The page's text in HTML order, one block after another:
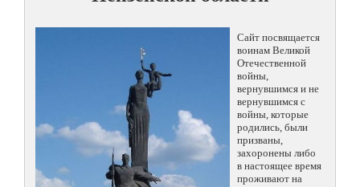
Сайт посвящается
воинам Великой
Отечественной
войны,
вернувшимся и не
вернувшимся с
войны, которые
родились, были
призваны,
захоронены либо
в настоящее время
проживают на